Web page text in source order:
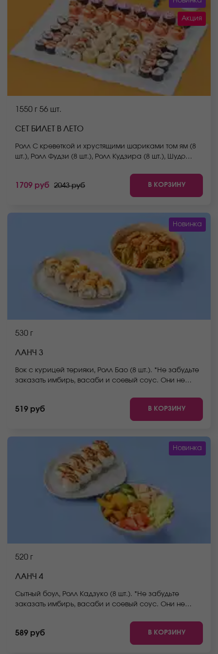
Акция
1550 г 56 шт.
СЕТ БИЛЕТ В ЛЕТО
Ролл С креветкой и хрустящими шариками том ям (8
шт.), Ролл Фудзи (8 шт.), Ролл Кудзира (8 шт.), Шудо
Том ям с крабом (8 шт.), Ролл Йоко (8 шт.) *Не забудьте
заказать имбирь, васаби и соевый соус. Они не
входят в стоимость заказа. *Внешний вид блюда
1709 руб 2043 руб В КОРЗИНУ
Новинка
530 г
ЛАНЧ 3
Вок с курицей терияки, Ролл Бао (8 шт.). *Не забудьте
заказать имбирь, васаби и соевый соус. Они не
519 руб В КОРЗИНУ
Новинка
520 г
ЛАНЧ 4
Сытный боул, Ролл Кадзуко (8 шт.). *Не забудьте
заказать имбирь, васаби и соевый соус. Они не
589 руб В КОРЗИНУ